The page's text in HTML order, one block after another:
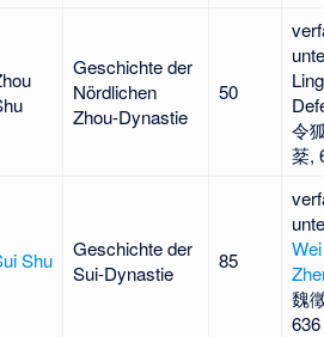
Geschichte der
Nördlichen
Zhou-Dynastie
50
令
棻,
Shu
Geschichte der
Sui-Dynastie
85
Wei
魏
636